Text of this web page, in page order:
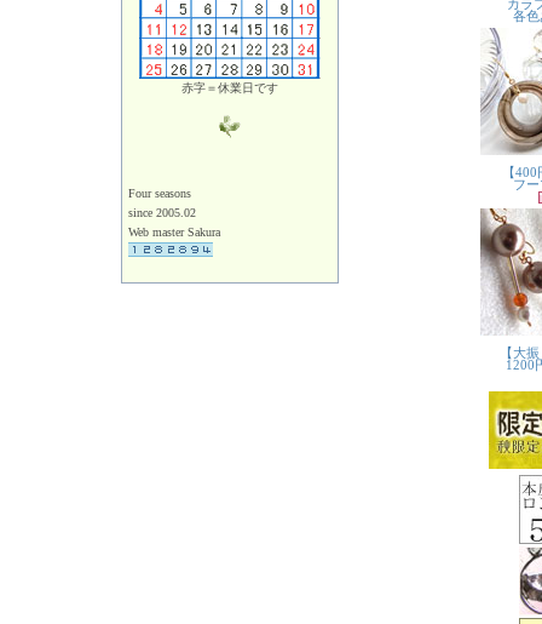
赤字＝休業日です
Four seasons
since 2005.02
Web master Sakura